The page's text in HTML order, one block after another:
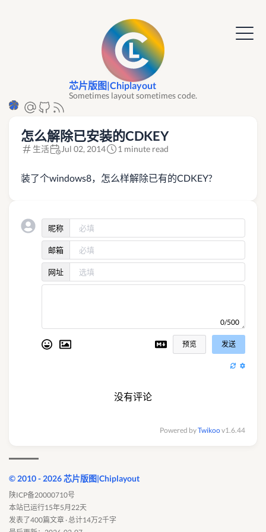
芯片版图|Chiplayout
Sometimes layout sometimes code.
怎么解除已安装的CDKEY
生活 Jul 02, 2014 1 minute read
装了个windows8，怎么样解除已有的CDKEY?
昵称
邮箱
网址
0/500
预览 发送
没有评论
Powered byTwikoov1.6.44
© 2010 - 2026 芯片版图|Chiplayout
陕ICP备20000710号
本站已运行15年5月22天
发表了400篇文章 · 总计14万2千字